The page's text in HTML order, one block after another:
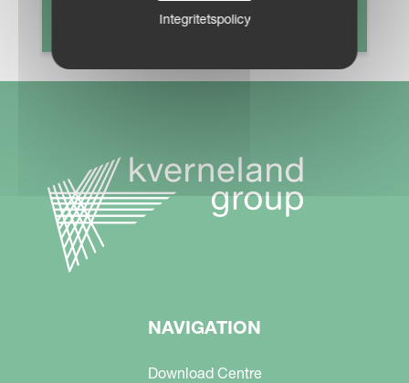
HITTA ÅTERFÖRSÄLJARE
NAVIGATION
Download Centre
Integritetspolicy